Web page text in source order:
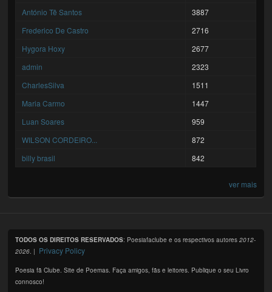
António Tê Santos
3887
Frederico De Castro
2716
Hygora Hoxy
2677
admin
2323
CharlesSilva
1511
Maria Carmo
1447
Luan Soares
959
WILSON CORDEIRO...
872
billy brasil
842
ver mais
TODOS OS DIREITOS RESERVADOS: Poesiafaclube e os respectivos autores2012-
2026. | Privacy Policy
Poesia fã Clube. Site de Poemas. Faça amigos, fãs e leitores. Publique o seu Livro
connosco!